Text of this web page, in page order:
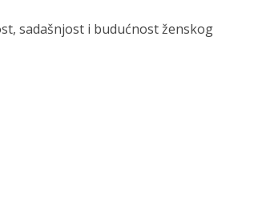
sadašnjost i budućnost ženskog